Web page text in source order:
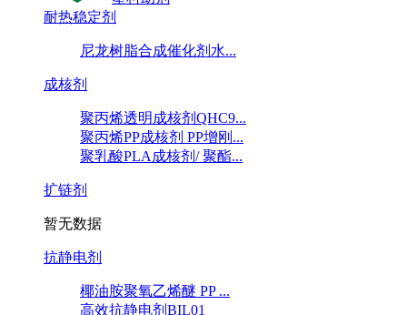
耐热稳定剂
尼龙树脂合成催化剂水...
成核剂
聚丙烯透明成核剂QHC9...
聚丙烯PP成核剂 PP增刚...
聚乳酸PLA成核剂/ 聚酯...
扩链剂
暂无数据
抗静电剂
椰油胺聚氧乙烯醚 PP ...
高效抗静电剂BIL01